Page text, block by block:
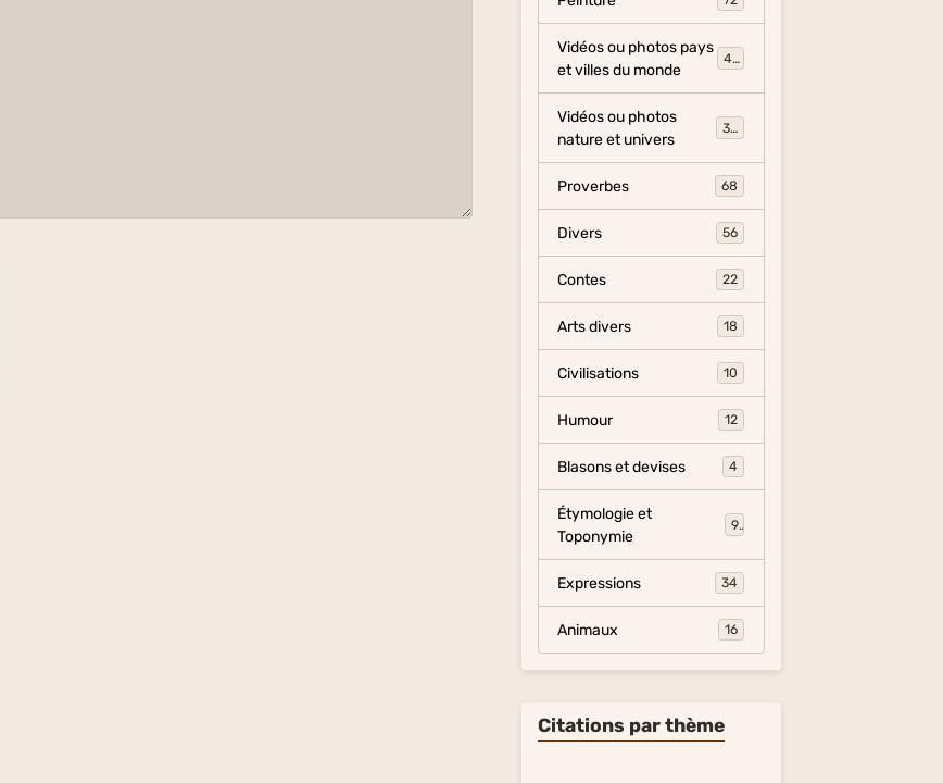
Vidéos ou photos pays
et villes du monde
454
Vidéos ou photos
nature et univers
325
Proverbes 68
Divers 56
Contes 22
Arts divers 18
Civilisations 10
Humour 12
Blasons et devises 4
Étymologie et
Toponymie
9
Expressions 34
Animaux 16
Citations par thème